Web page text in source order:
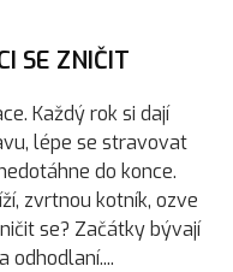
SE ZNIČIT
Každý rok si dají
lépe se stravovat
do konce.
zvrtnou kotník, ozve
se? Začátky bývají
odhodlaní....